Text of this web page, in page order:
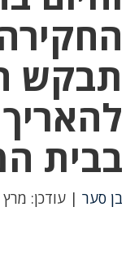
תבקש
בבית
בן סער | עודכן: מרץ 3, 2024